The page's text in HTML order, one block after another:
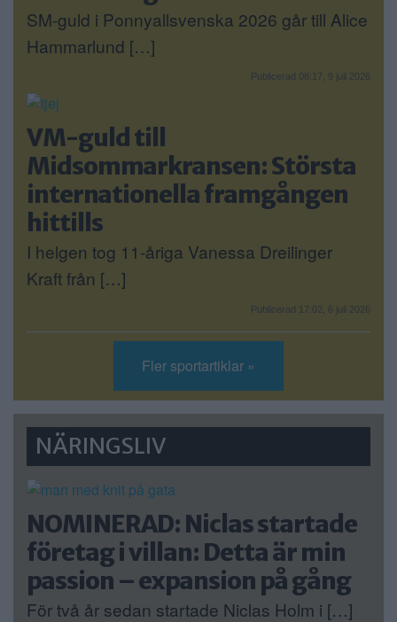
SM-guld i Ponnyallsvenska 2026 går till Alice
Hammarlund […]
Publicerad 08:17, 9 juli 2026
VM-guld till
Midsommarkransen: Största
internationella framgången
hittills
I helgen tog 11-åriga Vanessa Dreilinger
Kraft från […]
Publicerad 17:02, 6 juli 2026
Fler sportartiklar »
NÄRINGSLIV
NOMINERAD: Niclas startade
företag i villan: Detta är min
passion – expansion på gång
För två år sedan startade Niclas Holm i […]